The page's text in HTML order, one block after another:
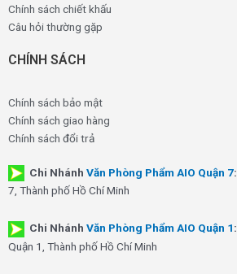
Chính sách chiết khấu
Câu hỏi thường gặp
CHÍNH SÁCH
Chính sách bảo mật
Chính sách giao hàng
Chính sách đổi trả
Chi Nhánh Văn Phòng Phẩm AIO Quận 7:
7, Thành phố Hồ Chí Minh
Chi Nhánh Văn Phòng Phẩm AIO Quận 1:
Quận 1, Thành phố Hồ Chí Minh